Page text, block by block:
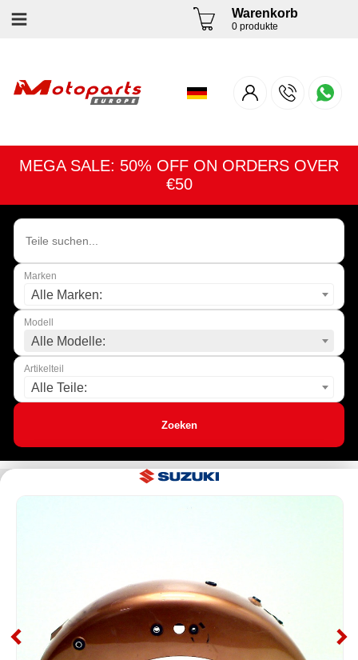
Warenkorb
0 produkte
MEGA SALE: 50% OFF ON ORDERS OVER
€50
Marken
Alle Marken:
Modell
Alle Modelle:
Artikelteil
Alle Teile:
Zoeken